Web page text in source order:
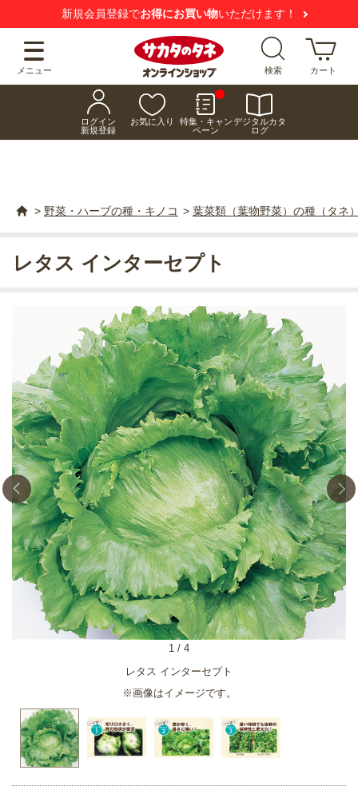
新規会員登録でお得にお買い物いただけます！
メニュー 検索 カート
ログイン
新規登録
お気に入り
特集・キャン
ペーン
デジタルカタ
ログ
> 野菜・ハーブの種・キノコ > 葉菜類（葉物野菜）の種（タネ
レタス インターセプト
※画像はイメージです。
1 / 4
レタス インターセプト